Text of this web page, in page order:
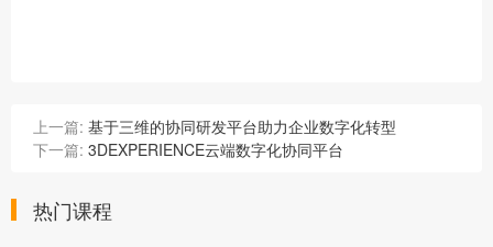
上一篇: 基于三维的协同研发平台助力企业数字化转型
下一篇: 3DEXPERIENCE云端数字化协同平台
热门课程